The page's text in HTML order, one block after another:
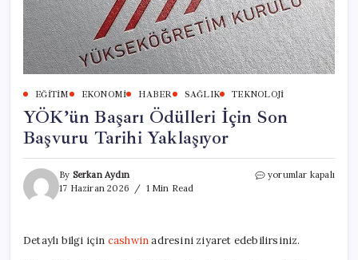
EĞITIM EKONOMI HABER SAĞLIK TEKNOLOJI
YÖK’ün Başarı Ödülleri İçin Son
Başvuru Tarihi Yaklaşıyor
By Serkan Aydın
17 Haziran 2026
1 Min Read
YÖK’ün
Başvuru
yorumlar kapalı
Detaylı bilgi için cashwinadresini ziyaret edebilirsiniz.